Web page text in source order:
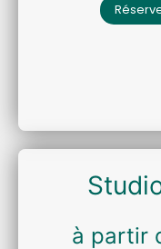
à partir